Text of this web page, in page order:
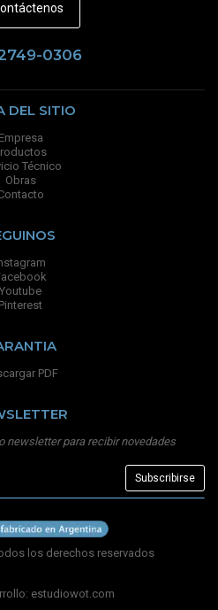
0306
DEL SITIO
Empresa
Técnico
Obras
Youtube
Pinterest
PDF
newsletter para recibir novedades
los derechos reservados
estudiowot.com